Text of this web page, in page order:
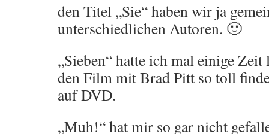
den Titel „Sie“ haben wir ja
unterschiedlichen Autoren. 🙂
„Sieben“ hatte ich mal einige
den Film mit Brad Pitt so toll
auf DVD.
„Muh!“ hat mir so gar nicht